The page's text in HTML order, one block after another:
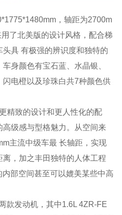
，轴距为2700m
了北美版的设计风格，配合梯
具 有极强的辨识度和独特的
身颜色有宝石蓝、水晶银、
电橙以及珍珠白共7种颜色供
精致的设计和更人性化的配
级感与型格魅力。从空间来
主流中级车最 长轴距，实现
，加之丰田独特的人体工程
部空间甚至可以媲美某些中高
款发动机，其中1.6L 4ZR-FE